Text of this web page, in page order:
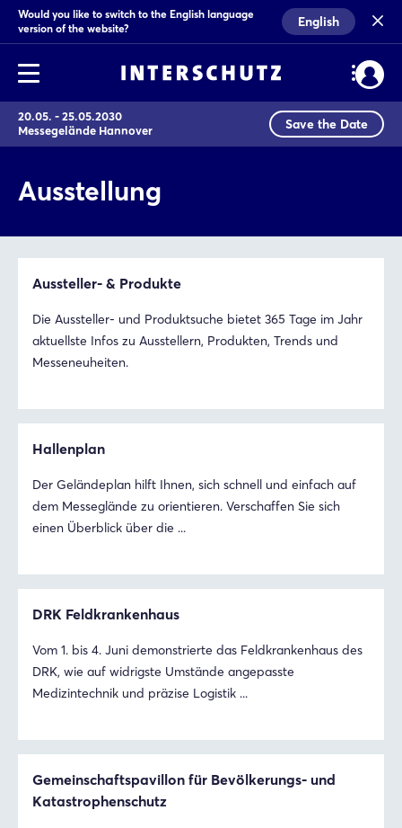
20.05. - 25.05.2030
Messegelände Hannover
Save the Date
Would you like to switch to the English language
version of the website?
English
Ausstellung
Aussteller- & Produkte
Die Aussteller- und Produktsuche bietet 365 Tage im Jahr
aktuellste Infos zu Ausstellern, Produkten, Trends und
Messeneuheiten.
Hallenplan
Der Geländeplan hilft Ihnen, sich schnell und einfach auf
dem Messeglände zu orientieren. Verschaffen Sie sich
einen Überblick über die ...
DRK Feldkrankenhaus
Vom 1. bis 4. Juni demonstrierte das Feldkrankenhaus des
DRK, wie auf widrigste Umstände angepasste
Medizintechnik und präzise Logistik ...
Gemeinschaftspavillon für Bevölkerungs- und
Katastrophenschutz